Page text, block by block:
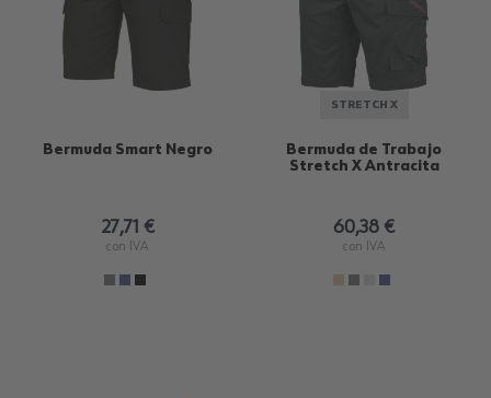
Bermuda Smart Negro
27,71 €
con IVA
STRETCH X
Bermuda de Trabajo
Stretch X Antracita
60,38 €
con IVA